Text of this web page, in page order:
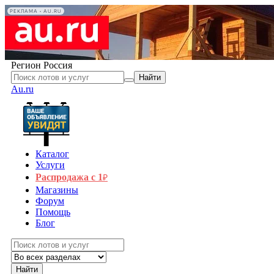
РЕКЛАМА • AU.RU
Регион Россия
Найти
Au.ru
Каталог
Услуги
Распродажа с 1₽
Магазины
Форум
Помощь
Блог
Найти